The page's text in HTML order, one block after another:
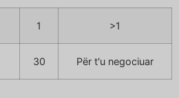
1 >1
30 Për t'u negociuar